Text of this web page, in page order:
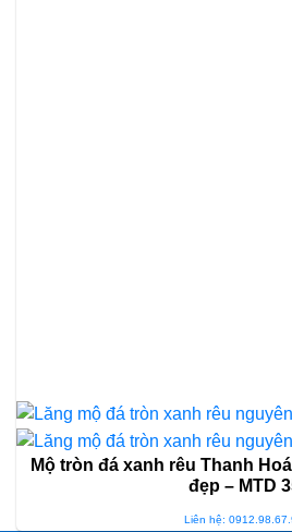
Mộ tròn đá xanh rêu Thanh
đẹp – MTD
Liên hệ: